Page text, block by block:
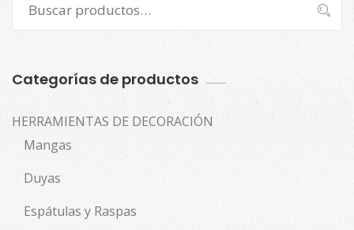
por:
Buscar
Categorías de productos
HERRAMIENTAS DE DECORACIÓN
Mangas
Duyas
Espátulas y Raspas